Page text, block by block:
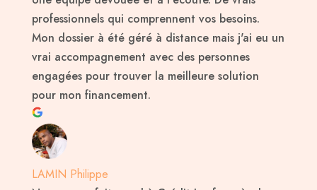
professionnels qui comprennent vos besoins.
Mon dossier à été géré à distance mais j'ai eu un
vrai accompagnement avec des personnes
engagées pour trouver la meilleure solution
pour mon financement.
LAMIN Philippe